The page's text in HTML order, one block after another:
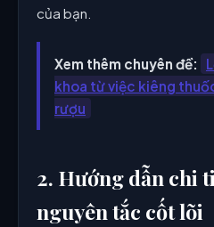
của bạn.
Xem thêm chuyên đề:
khoa từ việc kiêng
rượu
2. Hướng dẫn chi
nguyên tắc cốt lõi